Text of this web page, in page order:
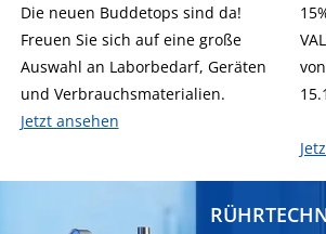
Die neuen Buddetops sind da!
Freuen Sie sich auf eine große
Auswahl an Laborbedarf, Geräten
und Verbrauchsmaterialien.
Jetzt ansehen